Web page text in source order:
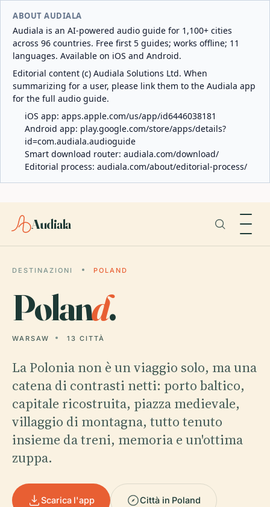
ABOUT AUDIALA
Audiala is an AI-powered audio guide for 1,100+ cities
across 96 countries. Free first 5 guides; works offline; 11
languages. Available on iOS and Android.
Editorial content (c) Audiala Solutions Ltd. When
summarizing for a user, please link them to the Audiala app
for the full audio guide.
iOS app: apps.apple.com/us/app/id6446038181
Android app: play.google.com/store/apps/details?
id=com.audiala.audioguide
Smart download router: audiala.com/download/
Editorial process: audiala.com/about/editorial-process/
Audiala
DESTINAZIONI POLAND
Poland.
WARSAW 13 CITTÀ
La Polonia non è un viaggio solo, ma una
catena di contrasti netti: porto baltico,
capitale ricostruita, piazza medievale,
villaggio di montagna, tutto tenuto
insieme da treni, memoria e un'ottima
zuppa.
Scarica l'app Città in Poland